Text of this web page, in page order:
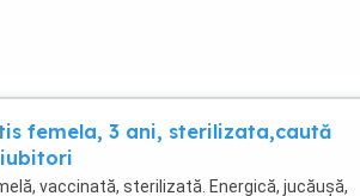
femela, 3 ani, sterilizata,caută
vaccinată, sterilizată. Energică, jucăușă,